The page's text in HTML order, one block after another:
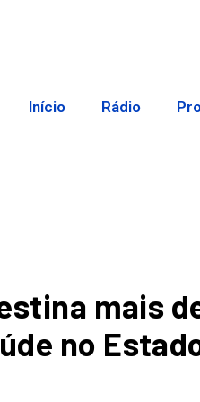
Início Rádio
mais
no